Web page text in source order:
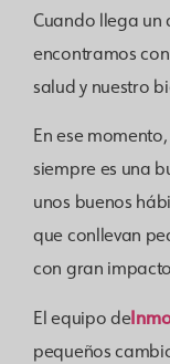
Cuando llega un
encontramos
salud y nuestro
En ese
siempre es una
unos buenos
que conllevan
con gran
El equipo de
pequeños